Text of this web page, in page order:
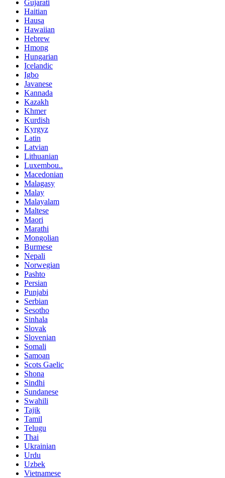
Gujarati
Haitian
Hausa
Hawaiian
Hebrew
Hmong
Hungarian
Icelandic
Igbo
Javanese
Kannada
Kazakh
Khmer
Kurdish
Kyrgyz
Latin
Latvian
Lithuanian
Luxembou..
Macedonian
Malagasy
Malay
Malayalam
Maltese
Maori
Marathi
Mongolian
Burmese
Nepali
Norwegian
Pashto
Persian
Punjabi
Serbian
Sesotho
Sinhala
Slovak
Slovenian
Somali
Samoan
Scots Gaelic
Shona
Sindhi
Sundanese
Swahili
Tajik
Tamil
Telugu
Thai
Ukrainian
Urdu
Uzbek
Vietnamese